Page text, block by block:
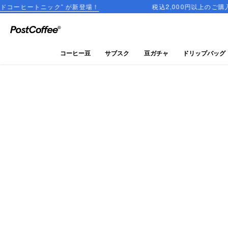
ク” が新登場！ 税込2,000円以上のご購入で送料無料
close
コーヒー豆 サブスク 豆ガチャ ドリップバッグ